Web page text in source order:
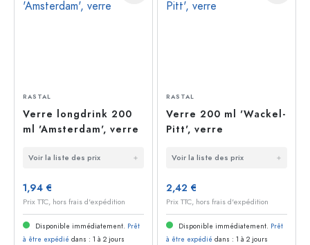
RASTAL
Verre longdrink 200
ml 'Amsterdam', verre
Voir la liste des prix
1,94 €
Prix TTC, hors frais d'expédition
Disponible immédiatement. Prêt
à être expédié dans : 1 à 2 jours
RASTAL
Verre 200 ml 'Wackel-
Pitt', verre
Voir la liste des prix
2,42 €
Prix TTC, hors frais d'expédition
Disponible immédiatement. Prêt
à être expédié dans : 1 à 2 jours